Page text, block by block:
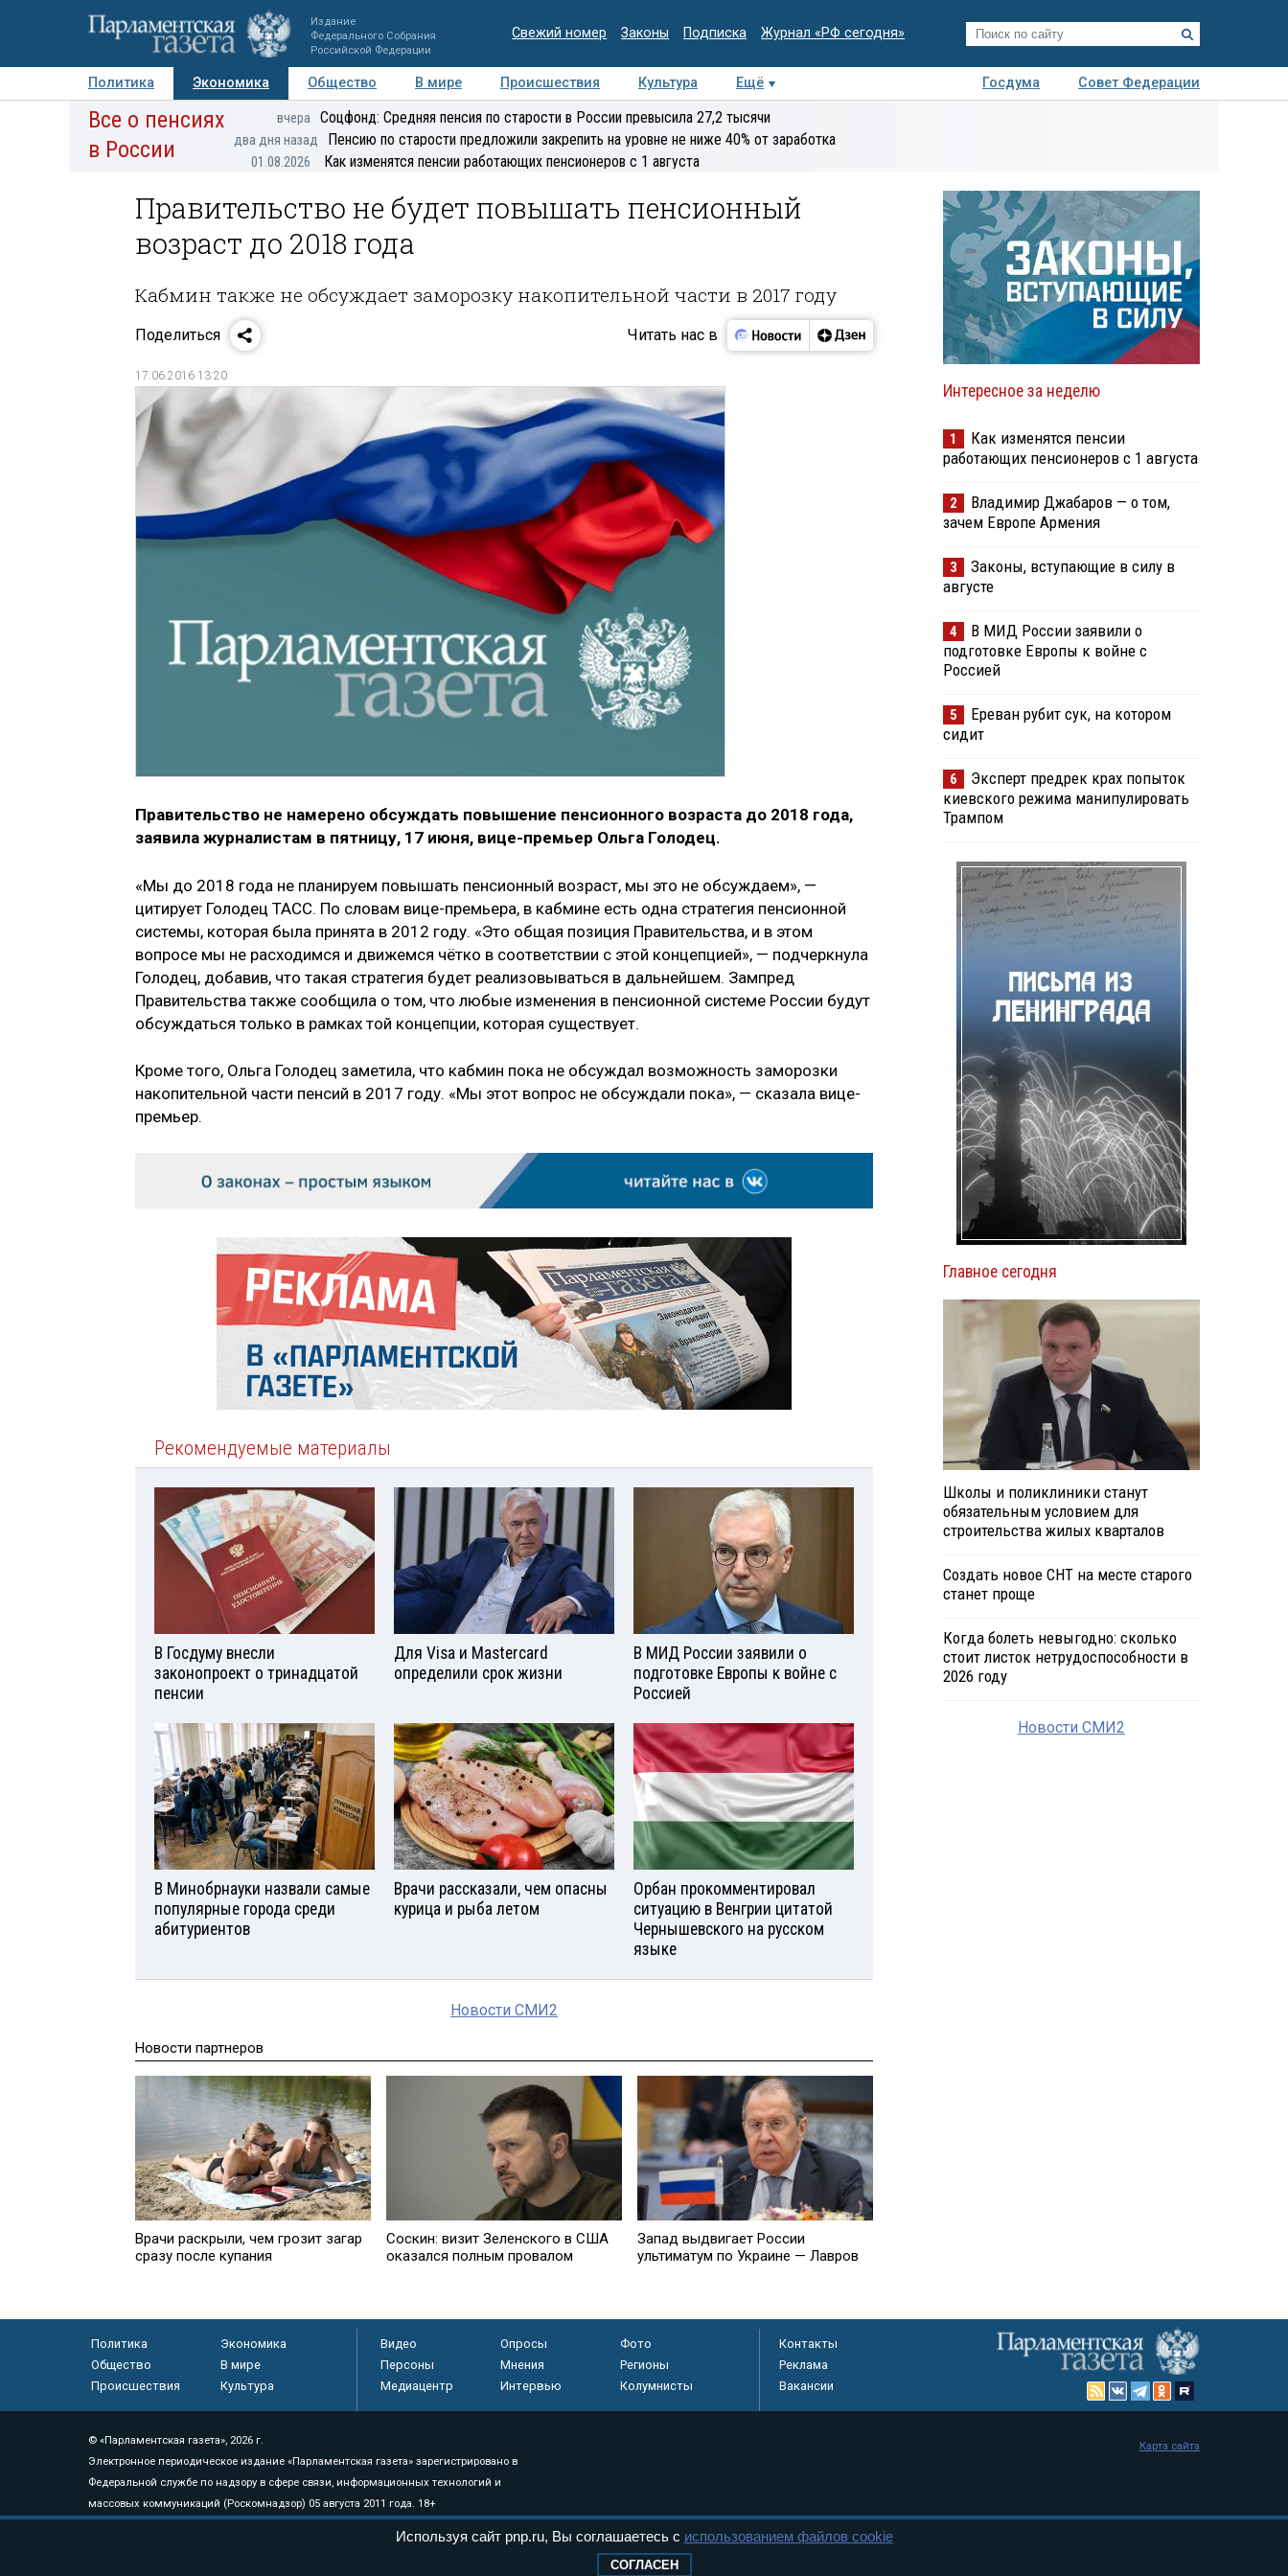
Издание
Федерального Собрания
Российской Федерации
Свежий номер Законы Подписка Журнал «РФ сегодня»
Политика Экономика Общество В мире Происшествия Культура Ещё Госдума
Совет Федерации
Авторы Персоны Мнения Регионы Медиацентр Интервью Колумнисты
экспертиза
Все о пенсиях
в России
вчера Соцфонд: Средняя пенсия по старости в России превысила 27,2 тысячи
два дня назад Пенсию по старости предложили закрепить на уровне не ниже 40% от заработка
01.08.2026 Как изменятся пенсии работающих пенсионеров с 1 августа
Правительство не будет повышать пенсионный
возраст до 2018 года
Кабмин также не обсуждает заморозку накопительной части в 2017 году
Поделиться Читать нас в
17.06.2016 13:20
Правительство не намерено обсуждать повышение пенсионного возраста до 2018 года,
заявила журналистам в пятницу, 17 июня, вице-премьер Ольга Голодец.
«Мы до 2018 года не планируем повышать пенсионный возраст, мы это не обсуждаем», —
цитирует Голодец ТАСС. По словам вице-премьера, в кабмине есть одна стратегия пенсионной
системы, которая была принята в 2012 году. «Это общая позиция Правительства, и в этом
вопросе мы не расходимся и движемся чётко в соответствии с этой концепцией», — подчеркнула
Голодец, добавив, что такая стратегия будет реализовываться в дальнейшем. Зампред
Правительства также сообщила о том, что любые изменения в пенсионной системе России будут
обсуждаться только в рамках той концепции, которая существует.
Кроме того, Ольга Голодец заметила, что кабмин пока не обсуждал возможность заморозки
накопительной части пенсий в 2017 году. «Мы этот вопрос не обсуждали пока», — сказала вице-
премьер.
Рекомендуемые материалы
В Госдуму внесли
законопроект о тринадцатой
пенсии
Для Visа и Mastercard
определили срок жизни
В МИД России заявили о
подготовке Европы к войне с
Россией
В Минобрнауки назвали самые
популярные города среди
абитуриентов
Врачи рассказали, чем опасны
курица и рыба летом
Орбан прокомментировал
ситуацию в Венгрии цитатой
Чернышевского на русском
языке
Новости СМИ2
Новости партнеров
Врачи раскрыли, чем грозит загар
сразу после купания
Соскин: визит Зеленского в США
оказался полным провалом
Запад выдвигает России
ультиматум по Украине — Лавров
Интересное за неделю
1
Как изменятся пенсии
работающих пенсионеров с 1 августа
2
Владимир Джабаров — о том,
зачем Европе Армения
3
Законы, вступающие в силу в
августе
4
В МИД России заявили о
подготовке Европы к войне с
Россией
5
Ереван рубит сук, на котором
сидит
6
Эксперт предрек крах попыток
киевского режима манипулировать
Трампом
Главное сегодня
Школы и поликлиники станут
обязательным условием для
строительства жилых кварталов
Создать новое СНТ на месте старого
станет проще
Когда болеть невыгодно: сколько
стоит листок нетрудоспособности в
2026 году
Новости СМИ2
Политика
Экономика
Общество
В мире
Происшествия
Культура
Видео Опросы
Фото
Персоны
Мнения
Регионы
Медиацентр
Интервью Колумнисты
Контакты
Реклама
Вакансии
© «Парламентская газета», 2026 г.
Электронное периодическое издание «Парламентская газета» зарегистрировано в
Федеральной службе по надзору в сфере связи, информационных технологий и
массовых коммуникаций (Роскомнадзор) 05 августа 2011 года. 18+
Карта сайта
Используя сайт pnp.ru, Вы соглашаетесь с использованием файлов cookie
СОГЛАСЕН